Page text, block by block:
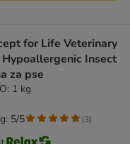
for Life Veterinary
Insect
za pse
1 kg
5/5 (3)